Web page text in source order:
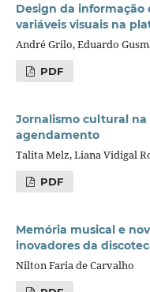
Design da informação
variáveis visuais na
André Grilo, Eduardo
PDF
Jornalismo cultural na
agendamento
Talita Melz, Liana Vidigal
PDF
Memória musical e
inovadores da
Nilton Faria de Carvalho